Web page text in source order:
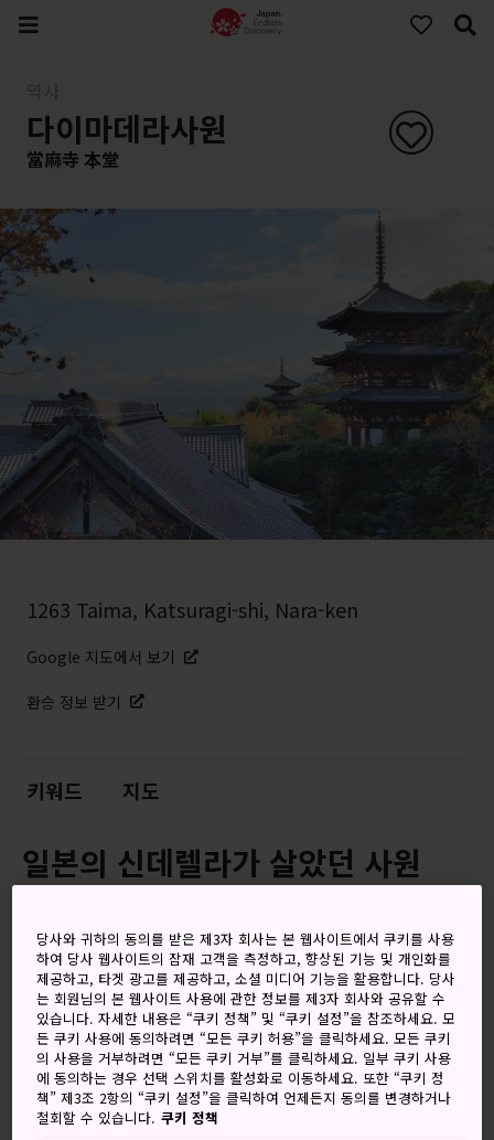
다이마데라사원
當麻寺 本堂
1263 Taima, Katsuragi-shi, Nara-ken
Google 지도에서 보기
환승 정보 받기
키워드 지도
일본의 신데렐라가 살았던 사원
요했던 사원입니다. 또한 일본 민속 설화에서 가장 사랑받는
여주인공 중 한 명인 주조 공주와도 관련된 곳입니다.
놓치지 마세요
사원 경내에서 봄과 가을에 펼쳐지는 아름다운 색
당사와 귀하의 동의를 받은 제3자 회사는 본 웹사이트에서 쿠키를 사용
하여 당사 웹사이트의 잠재 고객을 측정하고, 향상된 기능 및 개인화를
제공하고, 타겟 광고를 제공하고, 소셜 미디어 기능을 활용합니다. 당사
는 회원님의 본 웹사이트 사용에 관한 정보를 제3자 회사와 공유할 수
있습니다. 자세한 내용은 “쿠키 정책” 및 “쿠키 설정”을 참조하세요. 모
든 쿠키 사용에 동의하려면 “모든 쿠키 허용”을 클릭하세요. 모든 쿠키
의 사용을 거부하려면 “모든 쿠키 거부”를 클릭하세요. 일부 쿠키 사용
에 동의하는 경우 선택 스위치를 활성화로 이동하세요. 또한 “쿠키 정
책” 제3조 2항의 “쿠키 설정”을 클릭하여 언제든지 동의를 변경하거나
철회할 수 있습니다. 쿠키 정책